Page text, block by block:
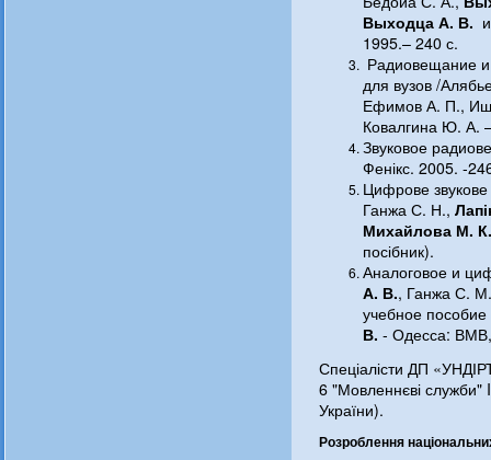
Выходца А. В.
1995.– 240 с.
Радиовещание и
для вузов /
Ефимов А. П.,
Ковалгина Ю. А.
Звуковое
Фенікс. 2005. -
Цифрове
Ганжа С. Н.,
Михайлова М. К.
посібник).
Аналоговое и
А. В., Ганжа С.
учебное
В. - Одесса:
Спеціалісти ДП
6 "Мовленнєві служби"
України).
Розроблення